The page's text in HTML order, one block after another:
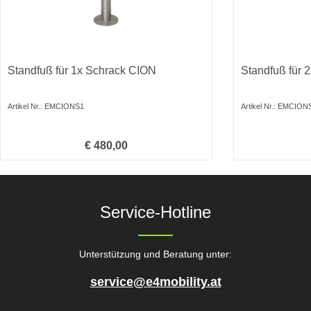
Standfuß für 1x Schrack CION
Artikel Nr.: EMCIONS1
Regulärer Preis:
€ 480,00
Standfuß für
Artikel Nr.:
Service-Hotline
Unterstützung und Beratung unter:
service@e4mobility.at